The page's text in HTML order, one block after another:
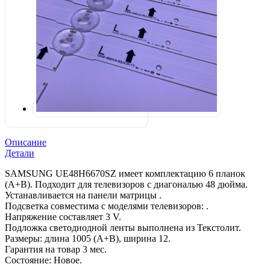
Описание
Детали
SAMSUNG UE48H6670SZ имеет комплектацию 6 планок
(A+B). Подходит для телевизоров с диагональю 48 дюйма.
Устанавливается на панели матрицы .
Подсветка совместима с моделями телевизоров: .
Напряжение составляет 3 V.
Подложка светодиодной ленты выполнена из Текстолит.
Размеры: длина 1005 (A+B), ширина 12.
Гарантия на товар 3 мес.
Состояние: Новое.